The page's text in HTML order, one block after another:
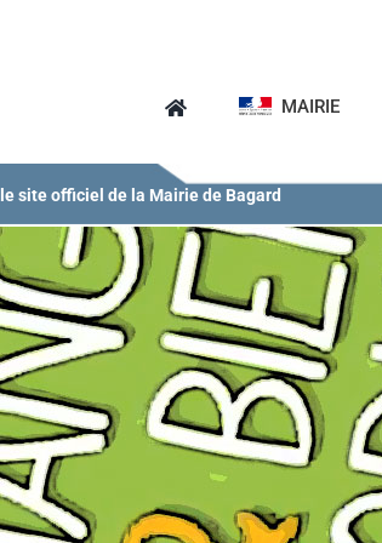
MAIRIE
site officiel de la Mairie de Bagard